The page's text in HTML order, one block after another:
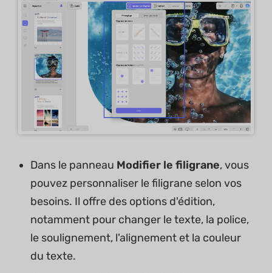
Dans le panneau Modifier le filigrane, vous
pouvez personnaliser le filigrane selon vos
besoins. Il offre des options d'édition,
notamment pour changer le texte, la police,
le soulignement, l'alignement et la couleur
du texte.